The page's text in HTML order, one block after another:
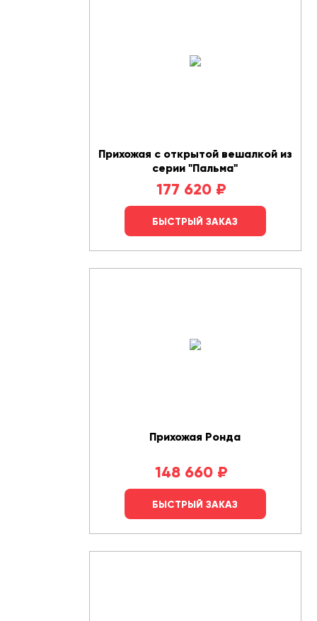
Прихожая с открытой вешалкой из
серии "Пальма"
177 620 ₽
БЫСТРЫЙ ЗАКАЗ
Прихожая Ронда
148 660 ₽
БЫСТРЫЙ ЗАКАЗ